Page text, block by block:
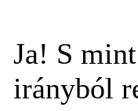
Ja! S
irányból